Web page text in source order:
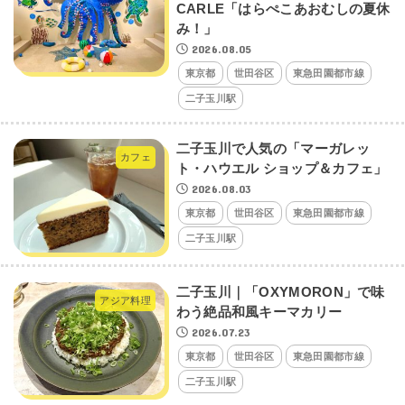
CARLE「はらぺこあおむしの夏休
み！」
2026.08.05
東京都 世田谷区 東急田園都市線
二子玉川駅
カフェ
二子玉川で人気の「マーガレッ
ト・ハウエル ショップ＆カフェ」
2026.08.03
東京都 世田谷区 東急田園都市線
二子玉川駅
アジア料理
二子玉川｜「OXYMORON」で味
わう絶品和風キーマカリー
2026.07.23
東京都 世田谷区 東急田園都市線
二子玉川駅